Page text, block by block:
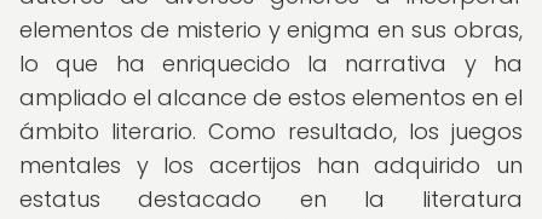
elementos de misterio y enigma en sus obras,
lo que ha enriquecido la narrativa y ha
ampliado el alcance de estos elementos en el
ámbito literario. Como resultado, los juegos
mentales y los acertijos han adquirido un
estatus destacado en la literatura